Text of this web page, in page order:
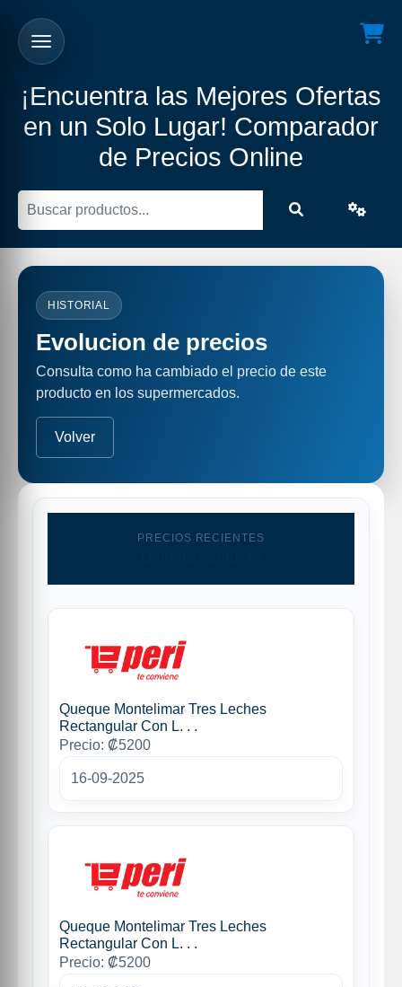
¡Encuentra las Mejores Ofertas
en un Solo Lugar! Comparador
de Precios Online
HISTORIAL
Evolucion de precios
Consulta como ha cambiado el precio de este
producto en los supermercados.
Volver
PRECIOS RECIENTES
Queque Montelimar Tres Leches
Rectangular Con L. . .
Precio: ₡5200
16-09-2025
Queque Montelimar Tres Leches
Rectangular Con L. . .
Precio: ₡5200